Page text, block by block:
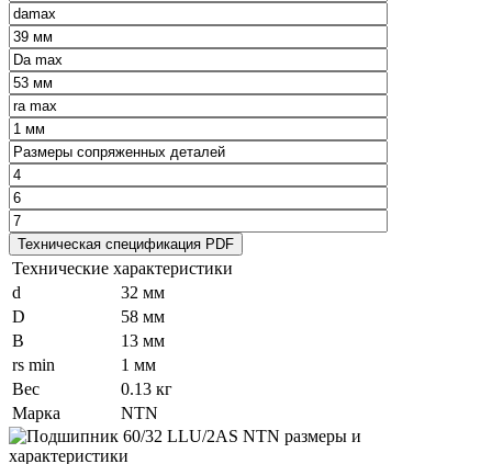
Технические характеристики
d
32 мм
D
58 мм
B
13 мм
rs min
1 мм
Вес
0.13 кг
Марка
NTN